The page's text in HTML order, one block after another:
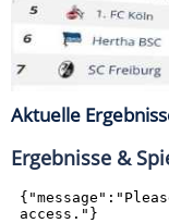
Aktuelle
Ergebnisse &